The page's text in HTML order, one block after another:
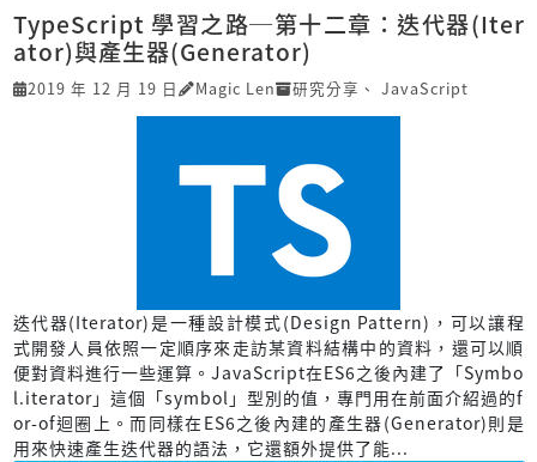
TypeScript 學習之路─第十二章：迭代器(Iter
ator)與產生器(Generator)
2019 年 12 月 19 日 Magic Len 研究分享 、 JavaScript
迭代器(Iterator)是一種設計模式(Design Pattern)，可以讓程
式開發人員依照一定順序來走訪某資料結構中的資料，還可以順
便對資料進行一些運算。JavaScript在ES6之後內建了「Symbo
l.iterator」這個「symbol」型別的值，專門用在前面介紹過的f
or-of迴圈上。而同樣在ES6之後內建的產生器(Generator)則是
用來快速產生迭代器的語法，它還額外提供了能...